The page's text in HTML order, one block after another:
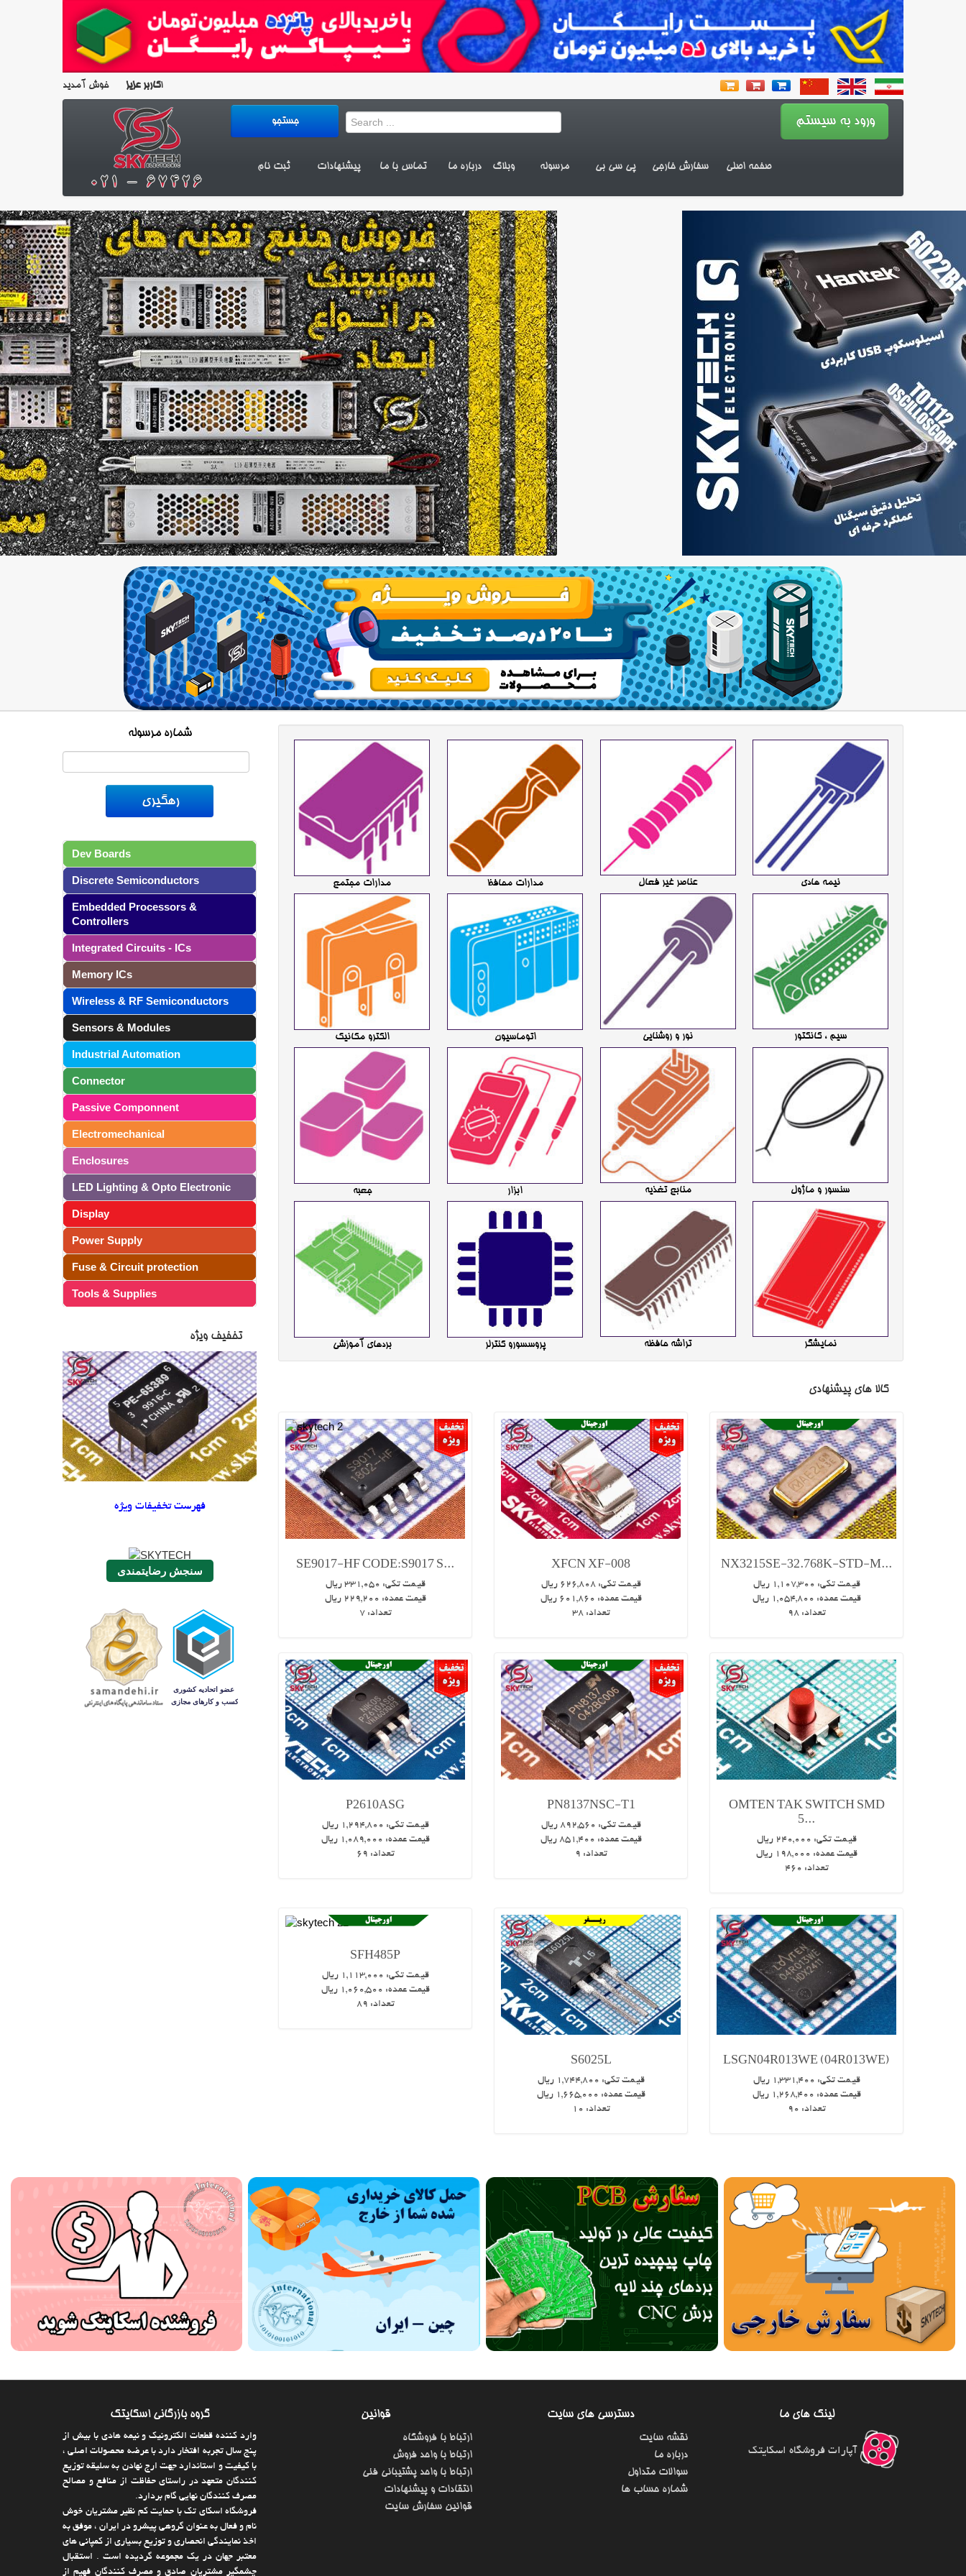
کاربر عزیزخوش آمدید!
صفحه اصلی سفارش خارجی پی سی بی مرسوله وبلاگ درباره ما تماس با ما پیشنهادات ثبت نام
شماره مرسوله
Dev Boards
Discrete Semiconductors
Embedded Processors &
Controllers
Integrated Circuits - ICs
Memory ICs
Wireless & RF Semiconductors
Sensors & Modules
Industrial Automation
Connector
Passive Componnent
Electromechanical
Enclosures
LED Lighting & Opto Electronic
Display
Power Supply
Fuse & Circuit protection
Tools & Supplies
تخفیف ویژه
فهرست تخفیفات ویژه
سنجش رضایتمندی
مدارات مجتمع مدارات محافظ عناصر غیر فعال نیمه هادی
الکترو مکانیک اتوماسیون نور و روشنایی سیم ، کانکتور
جعبه ابزار منابع تغذیه سنسور و ماژول
بردهای آموزشی پروسسورو کنترلر تراشه حافظه نمایشگر
کالا های پیشنهادی
SE9017-HF CODE:S9017 S...
قیـمت تکی: 331,050 ریال
قیمت عمده: 229,200 ریال
تعداد:7
XFCN XF-008
قیـمت تکی:626,808 ریال
قیمت عمده: 601,860 ریال
تعداد:38
NX3215SE-32.768K-STD-M...
قیـمت تکی: 1,107,300 ریال
قیمت عمده: 1,054,800 ریال
تعداد:98
P2610ASG
قیـمت تکی: 1,294,800 ریال
قیمت عمده: 1,089,000 ریال
تعداد: 69
PN8137NSC-T1
قیـمت تکی: 892,560 ریال
قیمت عمده: 851,400 ریال
تعداد: 9
OMTEN TAK SWITCH SMD
5...
قیـمت تکی: 240,000 ریال
قیمت عمده: 198,000 ریال
تعداد: 460
SFH485P
قیـمت تکی: 1,113,000 ریال
قیمت عمده: 1,060,500 ریال
تعداد: 89
S6025L
قیـمت تکی: 1,744,800 ریال
قیمت عمده: 1,665,000 ریال
تعداد: 10
LSGN04R013WE (04R013WE)
قیـمت تکی: 1,331,400 ریال
قیمت عمده: 1,268,400 ریال
تعداد: 90
گروه بازرگانی اسکایتک
وارد كننده قطعات الکترونیک و نیمه هادی با بیش از
پنج سال تجربه افتخار دارد با عرضه محصولات اصلی ،
با كیفیت و استاندارد جهت ارج نهادن به سلیقه توزیع
كنندگان متعهد در راستای حفاظت از منافع و مصالح
مصرف كنندگان نهایی گام بردارد.
فروشگاه اسکای تک با حمایت كم نظیر مشتریان خوش
نام و فعال به عنوان گروهی پیشرو در ایران ، موفق به
اخذ نمایندگی انحصاری و توزیع بسیاری از كمپانی های
معتبر جهان در یك مجموعه گردیده است . استقبال
چشمگیر مشتریان صادق و مصرف كنندگان فهیم از
قوانین
ارتباط با فروشگاه
ارتباط با واحد فروش
ارتباط با واحد پشتیبانی فنی
انتقادات و پیشنهادات
قوانین سفارش سایت
دسترسی های سایت
نقشه سایت
درباره ما
سوالات متداول
شماره حساب ها
لینک های ما
آپارات فروشگاه اسکایتک